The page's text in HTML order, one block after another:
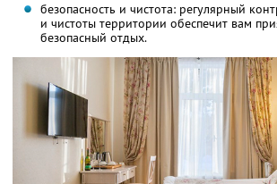
безопасность и чистота: регулярный
и чистоты территории обеспечит вам
безопасный отдых.